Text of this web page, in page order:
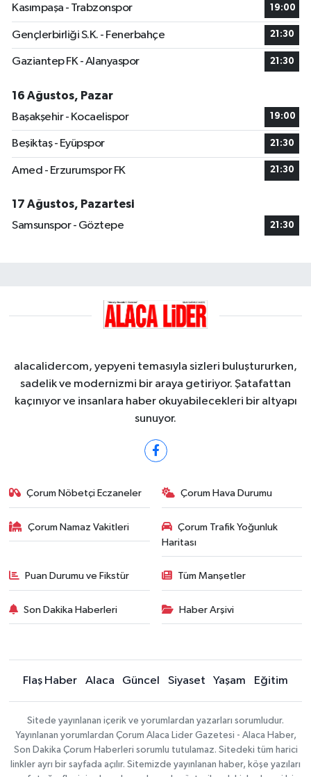
Kasımpaşa - Trabzonspor 19:00
Gençlerbirliği S.K. - Fenerbahçe 21:30
Gaziantep FK - Alanyaspor 21:30
16 Ağustos, Pazar
Başakşehir - Kocaelispor
19:00
Beşiktaş - Eyüpspor 21:30
Amed - Erzurumspor FK 21:30
17 Ağustos, Pazartesi
Samsunspor - Göztepe
21:30
alacalidercom, yepyeni temasıyla sizleri buluştururken,
sadelik ve modernizmi bir araya getiriyor. Şatafattan
kaçınıyor ve insanlara haber okuyabilecekleri bir altyapı
sunuyor.
Çorum Nöbetçi Eczaneler Çorum Hava Durumu
Çorum Namaz Vakitleri
Çorum Trafik Yoğunluk
Haritası
Puan Durumu ve Fikstür Tüm Manşetler
Son Dakika Haberleri Haber Arşivi
Flaş Haber Alaca Güncel Siyaset Yaşam Eğitim
Sitede yayınlanan içerik ve yorumlardan yazarları sorumludur.
Yayınlanan yorumlardan Çorum Alaca Lider Gazetesi - Alaca Haber,
Son Dakika Çorum Haberleri sorumlu tutulamaz. Sitedeki tüm harici
linkler ayrı bir sayfada açılır. Sitemizde yayınlanan haber, köşe yazıları